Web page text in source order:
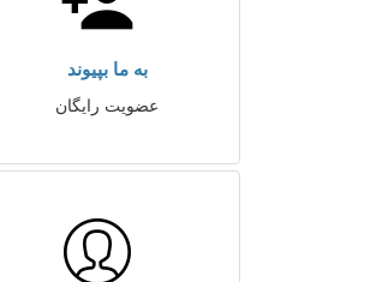
به ما بپیوند
عضویت رایگان